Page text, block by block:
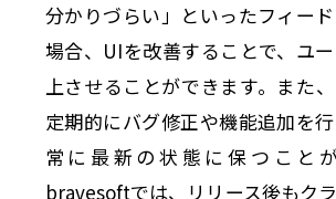
分かりづらい」といったフィー
場合、UIを改善することで、ユ
上させることができます。また
定期的にバグ修正や機能追加を
常に最新の状態に保つこと
bravesoftでは、リリース後もク